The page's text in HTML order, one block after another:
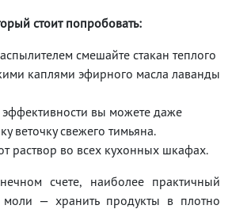
стоит попробовать:
смешайте стакан теплого
каплями эфирного масла лаванды
вы можете даже
веточку свежего тимьяна.
раствор во всех кухонных шкафах.
счете, наиболее практичный
— хранить продукты в плотно